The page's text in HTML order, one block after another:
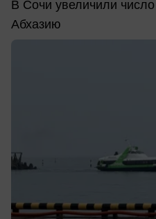
В Сочи увеличили
Абхазию